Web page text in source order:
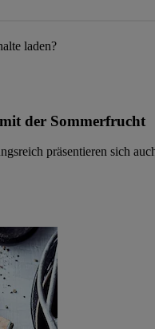
laden?
der Sommerfrucht
präsentieren sich